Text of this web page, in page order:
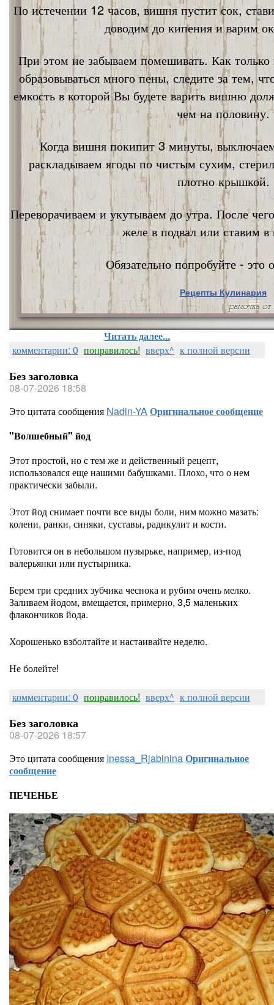
По истечении 12 часов, вишня пустит сок,
доводим до кипения и варим
При этом не забываем помешивать. Как
образовываться много пены, следите за тем,
емкость в которой Вы будете варить вишню
чем на половину.
Когда вишня покипит 3 минуты,
раскладываем ягоды по чистым сухим,
плотно крышкой.
Переворачиваем и укутываем до утра. После
желе в подвал или ставим в
Обязательно попробуйте - это
Рецепты Кулинария
Nata Vi
Читать далее...
комментарии: 0 понравилось! вверх^ к полной версии
Без заголовка
08-07-2026 18:58
Это цитата сообщения Nadin-YAОригинальное сообщение
"Волшебный" йод
Этот простой, но с тем же и действенный рецепт,
использовался еще нашими бабушками. Плохо, что о нем
практически забыли.
Этот йод снимает почти все виды боли, ним можно мазать:
колени, ранки, синяки, суставы, радикулит и кости.
Готовится он в небольшом пузырьке, например, из-под
валерьянки или пустырника.
Берем три средних зубчика чеснока и рубим очень мелко.
Заливаем йодом, вмещается, примерно, 3,5 маленьких
флакончиков йода.
Хорошенько взболтайте и настаивайте неделю.
Не болейте!
комментарии: 0 понравилось! вверх^ к полной версии
Без заголовка
08-07-2026 18:57
Это цитата сообщения Inessa_RjabininaОригинальное
сообщение
ПЕЧЕНЬЕ